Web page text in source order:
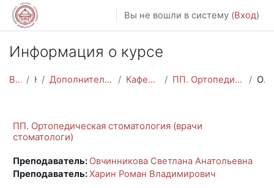
Перейти к основному содержанию
Вы не вошли в систему (Вход)
Информация о курсе
В начало Курсы Дополнительное профессиональное образование Кафедра стоматологии ИПО ПП. Ортопедическая стоматология (врачи стоматологи) Описание
ПП. Ортопедическая стоматология (врачи
стоматологи)
Преподаватель: Овчинникова Светлана Анатольевна
Преподаватель:Харин Роман Владимирович